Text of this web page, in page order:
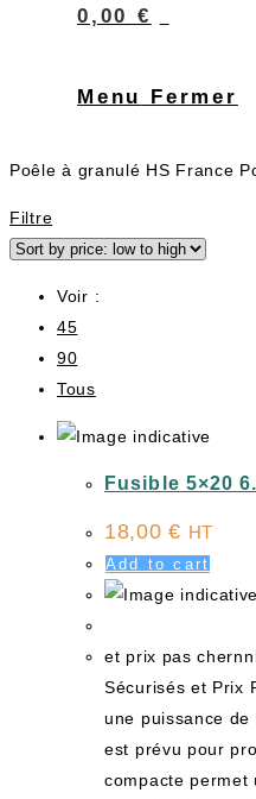
0,00 €
Menu Fermer
Poêle à granulé HS France
Filtre
Voir :
45
90
Tous
Fusible 5×20
18,00€ HT
Add to cart
et prix pas
Sécurisés et Prix
une puissance
est prévu pour
compacte permet